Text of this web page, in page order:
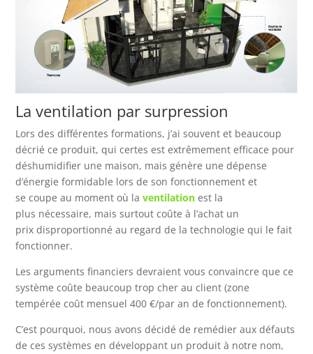
La ventilation par surpression
Lors des différentes formations, j’ai souvent et beaucoup
décrié ce produit, qui certes est extrêmement efficace pour
déshumidifier une maison, mais génère une dépense
d’énergie formidable lors de son fonctionnement et
se coupe au moment où laventilation est la
plus nécessaire, mais surtout coûte à l’achat un
prix disproportionné au regard de la technologie qui le fait
fonctionner.
Les arguments financiers devraient vous convaincre que ce
système coûte beaucoup trop cher au client (zone
tempérée coût mensuel 400 €/par an de fonctionnement).
C’est pourquoi, nous avons décidé de remédier aux défauts
de ces systèmes en développant un produit à notre nom,